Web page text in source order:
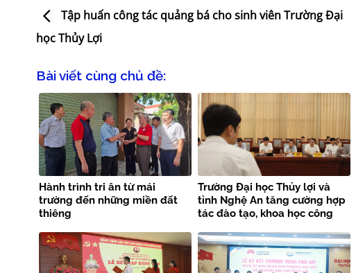
Tập huấn công tác quảng bá cho sinh viên Trường Đại
học Thủy Lợi
Bài viết cùng chủ đề:
Hành trình tri ân từ mái
trường đến những miền đất
thiêng
Trường Đại học Thủy lợi và
tỉnh Nghệ An tăng cường hợp
tác đào tạo, khoa học công
tai